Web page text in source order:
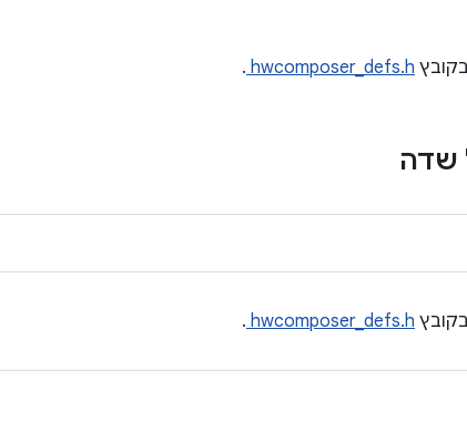
בקובץ hwcomposer_defs.h
.
שדה
בקובץ hwcomposer_defs.h
.